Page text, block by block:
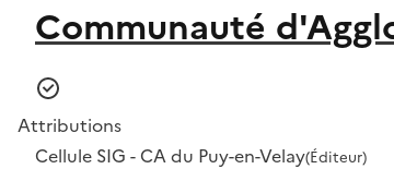
Communauté
Attributions
Cellule SIG - CA du Puy-en-Velay(Éditeur)